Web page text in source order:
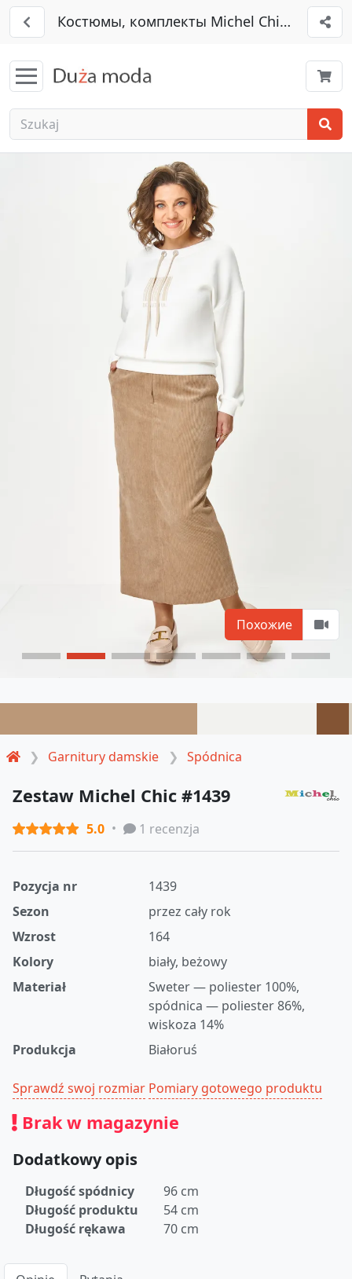
Костюмы, комплекты Michel Chic арт. 1439
Garnitury damskie Spódnica
Похожие
Zestaw Michel Chic #1439
5.0 1 recenzja
Pozycja nr
1439
Sezon
przez cały rok
Wzrost
164
Kolory
biały, beżowy
Materiał
Sweter — poliester 100%,
spódnica — poliester 86%,
wiskoza 14%
Produkcja
Białoruś
Sprawdź swoj rozmiar Pomiary gotowego produktu
Brak w magazynie
Dodatkowy opis
Długość spódnicy
96 cm
Długość produktu
54 cm
Długość rękawa
70 cm